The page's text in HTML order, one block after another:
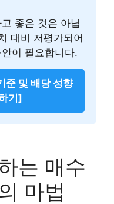
좋은 것은 아닙
대비 저평가되어
이 필요합니다.
준 및 배당 성향
기]
는 매수
마법